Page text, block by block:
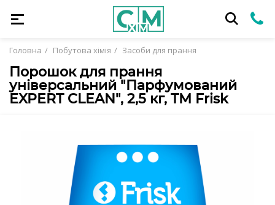
Головна Побутова хімія Засоби для прання
Порошок для прання
універсальний "Парфумований
EXPERT CLEAN", 2,5 кг, ТМ Frisk